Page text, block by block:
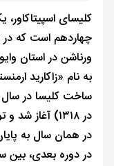
کلیسای
ورناشن در استان
به نام «زاکارید
در ۱۳۱۸)
در همان سال به